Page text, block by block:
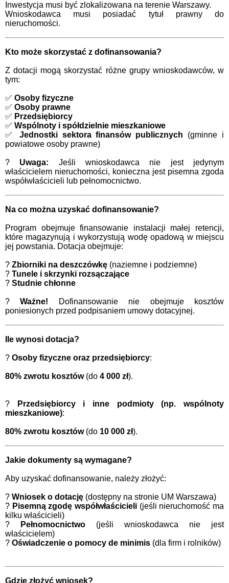
Inwestycja musi być zlokalizowana na terenie Warszawy.
Wnioskodawca musi posiadać tytuł prawny do
nieruchomości.
Kto może skorzystać z dofinansowania?
Z dotacji mogą skorzystać różne grupy wnioskodawców, w
tym:
✅ Osoby fizyczne
✅ Osoby prawne
✅ Przedsiębiorcy
✅ Wspólnoty i spółdzielnie mieszkaniowe
✅ Jednostki sektora finansów publicznych (gminne i
powiatowe osoby prawne)
? Uwaga: Jeśli wnioskodawca nie jest jedynym
właścicielem nieruchomości, konieczna jest pisemna zgoda
współwłaścicieli lub pełnomocnictwo.
Na co można uzyskać dofinansowanie?
Program obejmuje finansowanie instalacji małej retencji,
które magazynują i wykorzystują wodę opadową w miejscu
jej powstania. Dotacja obejmuje:
? Zbiorniki na deszczówkę (naziemne i podziemne)
? Tunele i skrzynki rozsączające
? Studnie chłonne
?Ważne! Dofinansowanie nie obejmuje kosztów
poniesionych przed podpisaniem umowy dotacyjnej.
Ile wynosi dotacja?
? Osoby fizyczne oraz przedsiębiorcy:
80% zwrotu kosztów(do 4 000 zł).
?
Przedsiębiorcy i inne podmioty (np. wspólnoty
mieszkaniowe):
80% zwrotu kosztów(do 10 000 zł).
Jakie dokumenty są wymagane?
Aby uzyskać dofinansowanie, należy złożyć:
? Wniosek o dotację (dostępny na stronie UM Warszawa)
? Pisemną zgodę współwłaścicieli (jeśli nieruchomość ma
kilku właścicieli)
?
Pełnomocnictwo (jeśli wnioskodawca nie jest
właścicielem)
? Oświadczenie o pomocy de minimis (dla firm i rolników)
Gdzie złożyć wniosek?